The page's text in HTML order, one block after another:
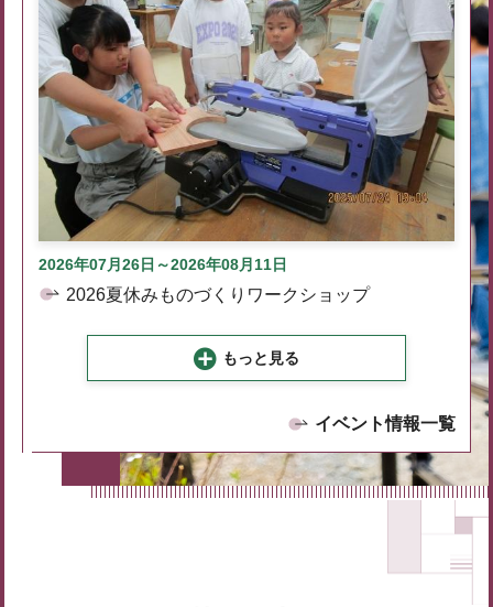
2026年07月26日～2026年08月11日
2026夏休みものづくりワークショップ
もっと見る
イベント情報一覧